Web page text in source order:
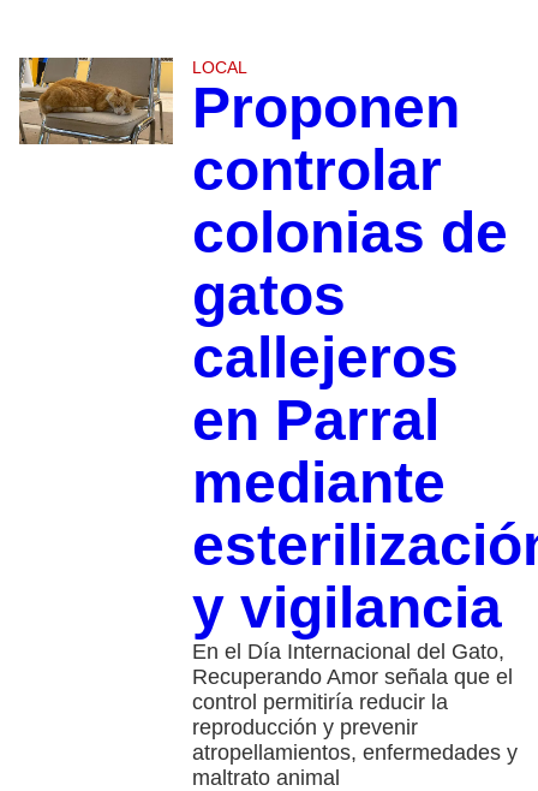
LOCAL
Proponen
controlar
colonias de
gatos
callejeros
en Parral
mediante
y vigilancia
En el Día Internacional del Gato,
Recuperando Amor señala que el
control permitiría reducir la
reproducción y prevenir
atropellamientos, enfermedades y
maltrato animal